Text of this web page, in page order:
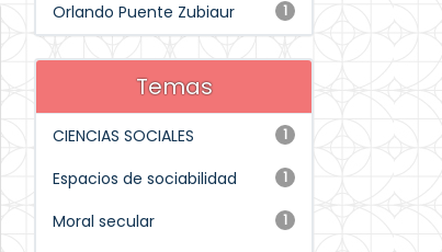
1
Orlando Puente Zubiaur
Temas
1
CIENCIAS SOCIALES
1
Espacios de sociabilidad
1
Moral secular